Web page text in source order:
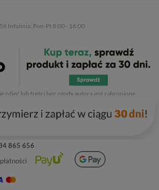
865 656
Infolinia: Pon-Pt 8:00 - 16:00
53a/250
. Kopiowanie, przetwarzanie,
zdjęć lub treści bez zgody autora jest zabronione.